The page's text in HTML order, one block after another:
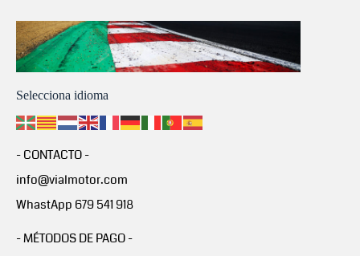
Selecciona idioma
- CONTACTO -
info@vialmotor.com
WhastApp 679 541 918
- MÉTODOS DE PAGO -